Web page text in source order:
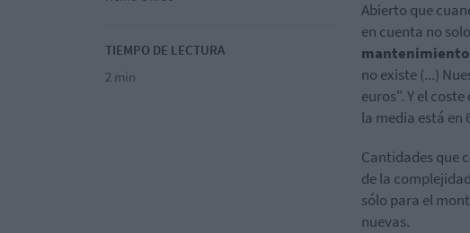
TIEMPO DE LECTURA
2 min
Abierto que
en cuenta no
mantenimiento
no existe (...)
euros". Y el
la media está en
Cantidades que
de la
sólo para el
nuevas.